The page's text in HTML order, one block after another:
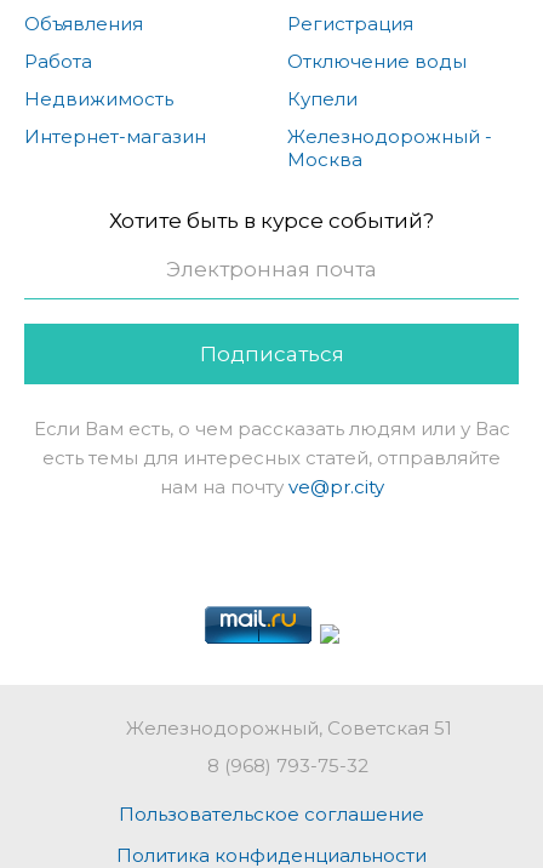
Объявления
Работа
Недвижимость
Интернет-магазин
Регистрация
Отключение воды
Купели
Железнодорожный -
Москва
Хотите быть в курсе событий?
Подписаться
Если Вам есть, о чем рассказать людям или у Вас
есть темы для интересных статей, отправляйте
нам на почту ve@pr.city
Железнодорожный, Советская 51
8 (968) 793-75-32
Пользовательское соглашение
Политика конфиденциальности